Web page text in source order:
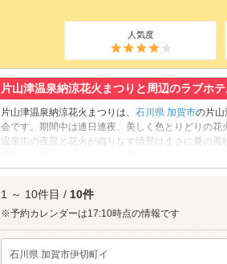
人気度
片山津温泉納涼花火まつりと周辺のラブホ
片山津温泉納涼花火まつりは、 石川県 加賀市の片山
会です。期間中は連日連夜、美しく色とりどりの
温泉街の夜景と花火が織りなす情景はまさに夏の
旅館のお風呂に浸かりながら花火を楽しめるのも
少し特別な思い出になるかもしれません。湯上が
片山津温泉納涼花火まつりへは、
1 ～ 10件目 / 10件
※予約カレンダーは17:10時点の情報です
石川県 加賀市伊切町イ